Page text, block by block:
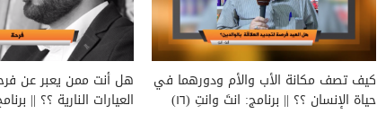
كيف تصف مكانة الأب والأم ودورهما في
حياة الإنسان ؟؟ || برنامج: انتَ وانتِ (١٦)
هل أنت ممن يعبر عن
العيارات النارية ؟؟ ||